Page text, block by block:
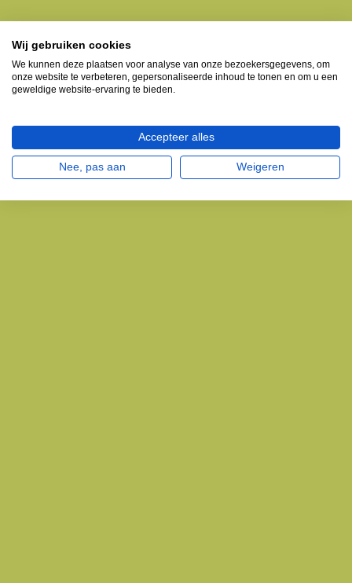
Wij gebruiken cookies
We kunnen deze plaatsen voor analyse van onze bezoekersgegevens, om
onze website te verbeteren, gepersonaliseerde inhoud te tonen en om u een
geweldige website-ervaring te bieden.
Accepteer alles
Nee, pas aan Weigeren